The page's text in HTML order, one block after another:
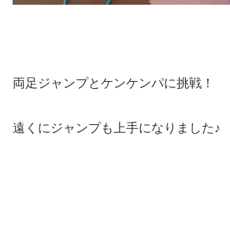
両足ジャンプとケンケンパに挑戦！
遠くにジャンプも上手になりました♪